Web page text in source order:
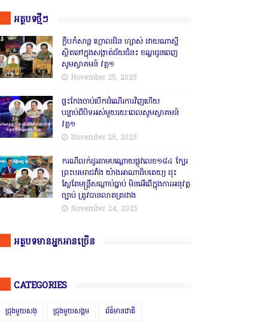
អត្ថបទថ្មីៗ
ក្លឹបកំសាន្ត ហ្គោលដិន ហ្សាស់ ដាយណាស្ទី
ស្ថិតនៅក្នុងសង្កាត់ជ័យជំនះ ខណ្ឌដូនពេញ
សូមស្វាគមន៍ វគ្គ១
November 25, 2025
ផ្ទះកែងចាប់បើកដំណើរការវិញហើយ
បន្ទាប់ពីបិទអស់មួយរយ:ពេលសូមស្វាគមន៍
វគ្គ១
November 25, 2025
ករណីលក់ដូរតាមបណ្តោយផ្លូវលេខ១៨៤ ក្បែរ
ព្រះបរមរាជវាំង យ៉ាងអាណាធិបតេយ្យ ដុះ
ស្លែតែមន្ត្រីសណ្តាប់ធ្នាប់ មិនអើពើក្នុងការអនុវត្ត
ច្បាប់ ត្រូវបានលាតត្រដាង
November 24, 2025
អត្ថបទមានអ្នកអានច្រើន
CATEGORIES
ជ្រុងមួយសង្ ជ្រុងមួយសង្គម ព័ត៌មានជាតិ